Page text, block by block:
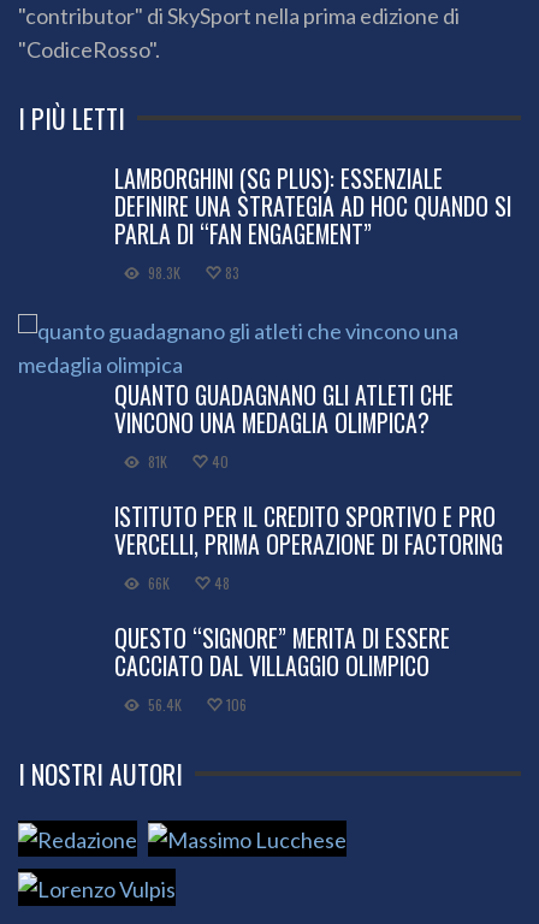
"contributor" di SkySport nella prima edizione di
"CodiceRosso".
I PIÙ LETTI
LAMBORGHINI (SG PLUS): ESSENZIALE
DEFINIRE UNA STRATEGIA AD HOC QUANDO SI
PARLA DI “FAN ENGAGEMENT”
98.3K 83
QUANTO GUADAGNANO GLI ATLETI CHE
VINCONO UNA MEDAGLIA OLIMPICA?
81K 40
ISTITUTO PER IL CREDITO SPORTIVO E PRO
VERCELLI, PRIMA OPERAZIONE DI FACTORING
66K 48
QUESTO “SIGNORE” MERITA DI ESSERE
CACCIATO DAL VILLAGGIO OLIMPICO
56.4K 106
I NOSTRI AUTORI